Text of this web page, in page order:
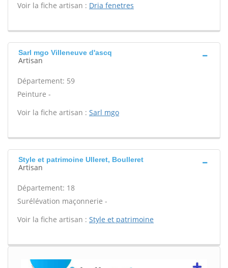
Voir la fiche artisan : Dria fenetres
Sarl mgo Villeneuve d'ascq
Artisan
Département: 59
Peinture -
Voir la fiche artisan : Sarl mgo
Style et patrimoine Ulleret, Boulleret
Artisan
Département: 18
Surélévation maçonnerie -
Voir la fiche artisan : Style et patrimoine